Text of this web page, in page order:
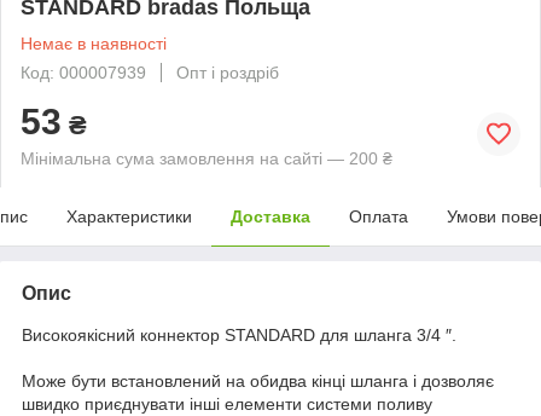
STANDARD bradas Польща
Немає в наявності
Код: 000007939
Опт і роздріб
53 ₴
Мінімальна сума замовлення на сайті — 200 ₴
Характеристики Доставка Оплата Умови
Опис
Високоякісний коннектор STANDARD для шланга 3/4 ″.
Може бути встановлений на обидва кінці шланга і дозволяє
швидко приєднувати інші елементи системи поливу